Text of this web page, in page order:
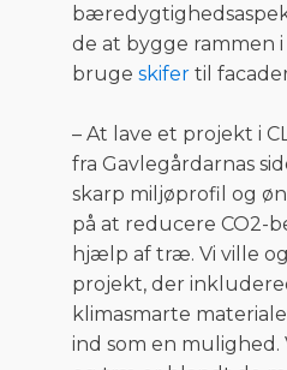
de at bygge rammen
bruge skifer til
– At lave et projekt i
fra Gavlegårdarnas
skarp miljøprofil og
på at reducere CO2-
hjælp af træ. Vi ville
projekt, der
klimasmarte
ind som en mulighed.